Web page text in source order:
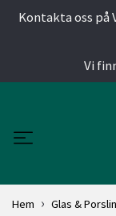
Kontakta oss på
Vi
Hem Glas & Porslin